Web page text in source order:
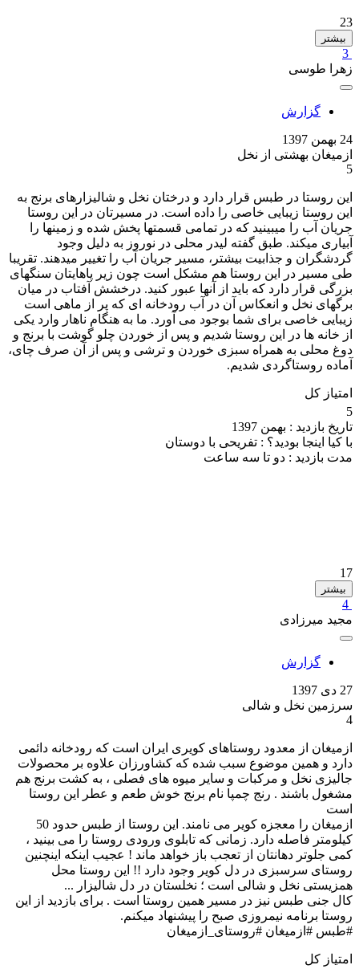
23
بیشتر
3
زهرا طوسی
گزارش
24 بهمن 1397
ازمیغان بهشتی از نخل
5
این روستا در طبس قرار دارد و درختان نخل و شالیزارهای برنج به
این روستا زیبایی خاصی را داده است. در مسیرتان در این روستا
جریان آب را میبینید که در تمامی قسمتها پخش شده و زمینها را
آبیاری میکند. طبق گفته لیدر محلی در نوروز به دلیل وجود
گردشگران و جذابیت بیشتر، مسیر جریان آب را تغییر میدهند. تقریبا
طی مسیر در این روستا هم مشکل است چون زیر پاهایتان سنگهای
بزرگی قرار دارد که باید از آنها عبور کنید. درخشش آفتاب در میان
برگهای نخل و انعکاس آن در آب رودخانه ای که پر از ماهی است
زیبایی خاصی برای شما بوجود می آورد. ما به هنگام ناهار وارد یکی
از خانه ها در این روستا شدیم و پس از خوردن چلو گوشت با برنج و
دوغ محلی به همراه سبزی خوردن و ترشی و پس از آن صرف چای،
آماده روستاگردی شدیم.
امتیاز کل
5
تاریخ بازدید : بهمن 1397
با کیا اینجا بودید؟ : تفریحی با دوستان
مدت بازدید : دو تا سه ساعت
17
بیشتر
4
مجید میرزادی
گزارش
27 دی 1397
سرزمین نخل و شالی
4
ازمیغان از معدود روستاهای کویری ایران است که رودخانه دائمی
دارد و همین موضوع سبب شده که کشاورزان علاوه بر محصولات
جالیزی نخل و مرکبات و سایر میوه های فصلی ، به کشت برنج هم
مشغول باشند . رنج چمپا نام برنج خوش طعم و عطر این روستا
است
ازمیغان را معجزه کویر می نامند. این روستا از طبس حدود 50
کیلومتر فاصله دارد. زمانی که تابلوی ورودی روستا را می بینید ،
کمی جلوتر دهانتان از تعجب باز خواهد ماند ! عجیب اینکه اینچنین
روستای سرسبزی در دل کویر وجود دارد !! این روستا محل
همزیستی نخل و شالی است ؛ نخلستان در دل شالیزار ...
کال جنی طبس نیز در مسیر همین روستا است . برای بازدید از این
روستا برنامه نیمروزی صبح را پیشنهاد میکنم.
#طبس #ازمیغان #روستای_ازمیغان
امتیاز کل